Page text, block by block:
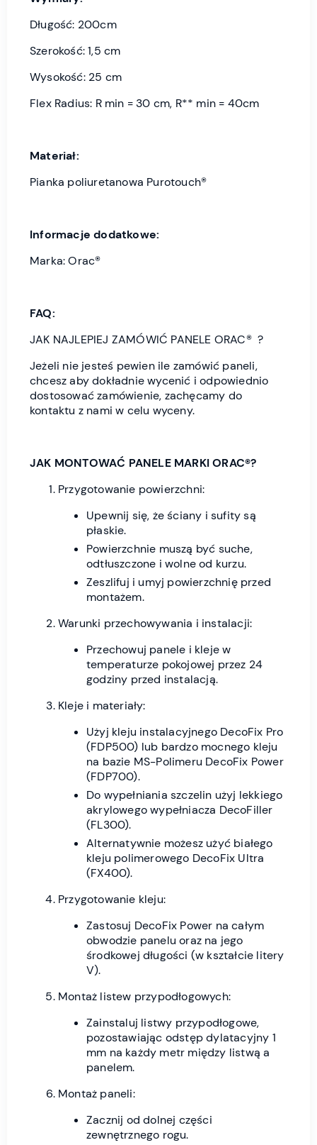
Długość: 200cm
Szerokość: 1,5 cm
Wysokość: 25 cm
Flex Radius: R min = 30 cm, R** min = 40cm
Materiał:
Pianka poliuretanowa Purotouch®
Informacje dodatkowe:
Marka: Orac®
FAQ:
JAK NAJLEPIEJ ZAMÓWIĆ PANELE ORAC® ?
Jeżeli nie jesteś pewien ile zamówić paneli,
chcesz aby dokładnie wycenić i odpowiednio
dostosować zamówienie, zachęcamy do
kontaktu z nami w celu wyceny.
JAK MONTOWAĆ PANELE MARKI ORAC®?
Przygotowanie powierzchni:
Upewnij się, że ściany i sufity są
płaskie.
Powierzchnie muszą być suche,
odtłuszczone i wolne od kurzu.
Zeszlifuj i umyj powierzchnię przed
montażem.
Warunki przechowywania i instalacji:
Przechowuj panele i kleje w
temperaturze pokojowej przez 24
godziny przed instalacją.
Kleje i materiały:
Użyj kleju instalacyjnego DecoFix Pro
(FDP500) lub bardzo mocnego kleju
na bazie MS-Polimeru DecoFix Power
(FDP700).
Do wypełniania szczelin użyj lekkiego
akrylowego wypełniacza DecoFiller
(FL300).
Alternatywnie możesz użyć białego
kleju polimerowego DecoFix Ultra
(FX400).
Przygotowanie kleju:
Zastosuj DecoFix Power na całym
obwodzie panelu oraz na jego
środkowej długości (w kształcie litery
V).
Montaż listew przypodłogowych:
Zainstaluj listwy przypodłogowe,
pozostawiając odstęp dylatacyjny 1
mm na każdy metr między listwą a
panelem.
Montaż paneli:
Zacznij od dolnej części
zewnętrznego rogu.